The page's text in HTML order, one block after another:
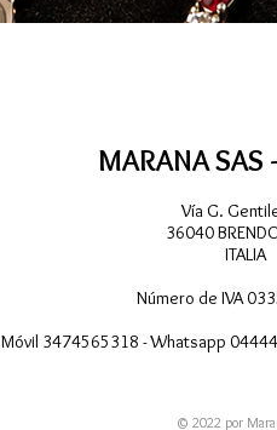
MARANA SAS
Vía G.
36040
ITALIA
Número de IVA
Móvil 3474565318 - Whatsapp
© 2022 por